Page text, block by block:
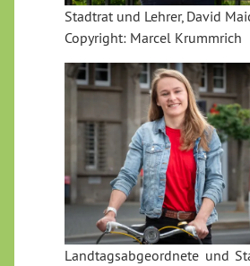
Stadtrat und Lehrer, David
Copyright: Marcel Krummrich
Landtagsabgeordnete und